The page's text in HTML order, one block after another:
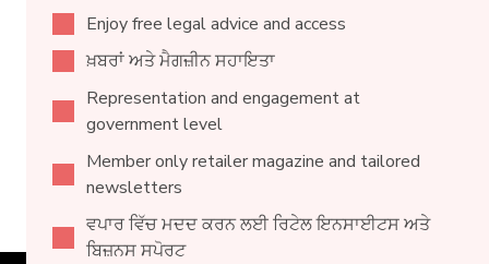
Enjoy free legal advice and access
ਖ਼ਬਰਾਂ ਅਤੇ ਮੈਗਜ਼ੀਨ ਸਹਾਇਤਾ
Representation and engagement at
government level
Member only retailer magazine and tailored
newsletters
ਵਪਾਰ ਵਿੱਚ ਮਦਦ ਕਰਨ ਲਈ ਰਿਟੇਲ ਇਨਸਾਈਟਸ ਅਤੇ
ਬਿਜ਼ਨਸ ਸਪੋਰਟ